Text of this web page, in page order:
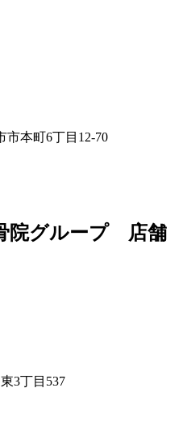
市本町6丁目12-70
院グループ 店舗
3丁目537